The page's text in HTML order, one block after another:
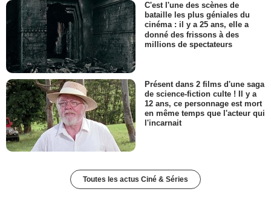
C'est l'une des scènes de
bataille les plus géniales du
cinéma : il y a 25 ans, elle a
donné des frissons à des
millions de spectateurs
Présent dans 2 films d'une saga
de science-fiction culte ! Il y a
12 ans, ce personnage est mort
en même temps que l'acteur qui
l'incarnait
Toutes les actus Ciné & Séries